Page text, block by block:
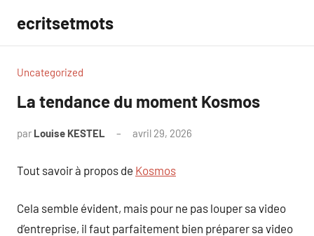
contenu
ecritsetmots
Uncategorized
La tendance du moment Kosmos
par Louise KESTEL avril 29, 2026
Tout savoir à propos de Kosmos
Cela semble évident, mais pour ne pas louper sa video
d’entreprise, il faut parfaitement bien préparer sa video